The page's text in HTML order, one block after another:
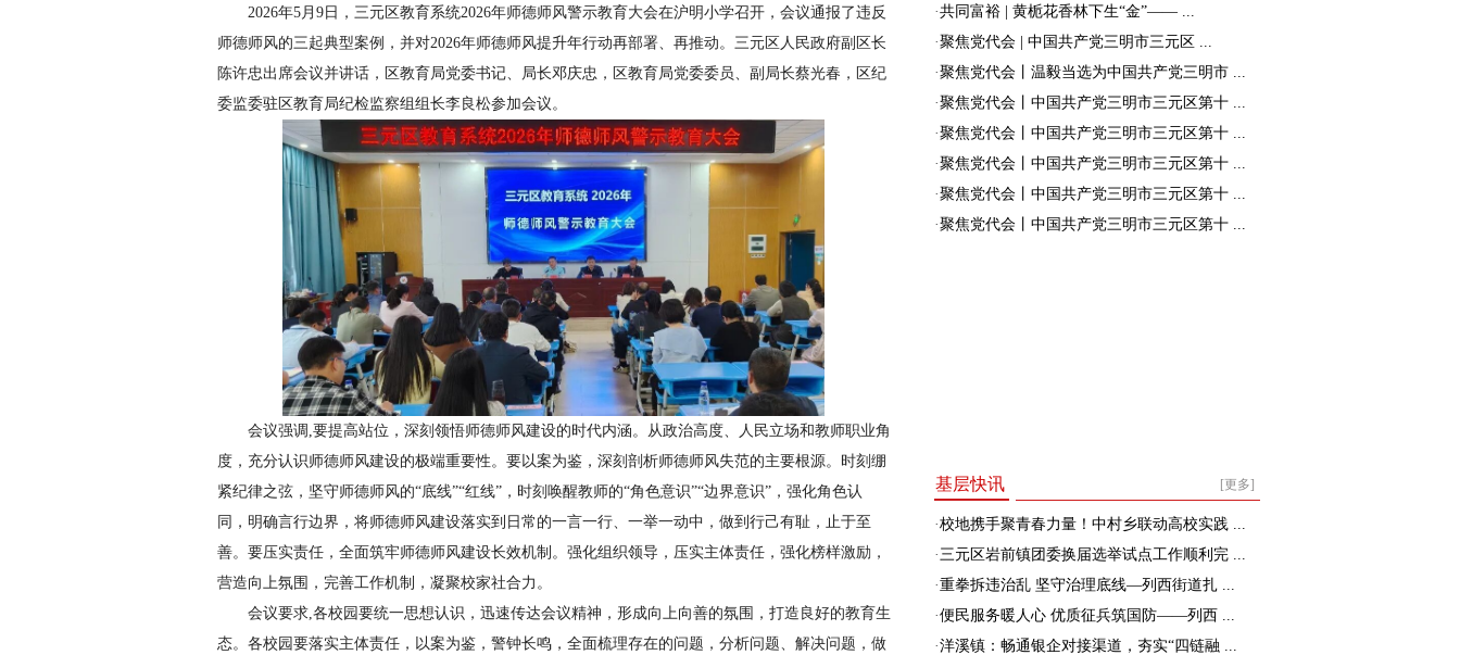
2026年5月9日，三元区教育系统2026年师德师风警示教育大会在沪明小学召开，会议通报了违反
师德师风的三起典型案例，并对2026年师德师风提升年行动再部署、再推动。三元区人民政府副区长
陈许忠出席会议并讲话，区教育局党委书记、局长邓庆忠，区教育局党委委员、副局长蔡光春，区纪
委监委驻区教育局纪检监察组组长李良松参加会议。
会议强调,要提高站位，深刻领悟师德师风建设的时代内涵。从政治高度、人民立场和教师职业角
度，充分认识师德师风建设的极端重要性。 要以案为鉴，深刻剖析师德师风失范的主要根源。时刻绷
紧纪律之弦，坚守师德师风的“底线”“红线”，时刻唤醒教师的“角色意识”“边界意识”，强化角色认
同，明确言行边界，将师德师风建设落实到日常的一言一行、一举一动中，做到行己有耻，止于至
善。 要压实责任，全面筑牢师德师风建设长效机制。强化组织领导，压实主体责任，强化榜样激励，
营造向上氛围，完善工作机制，凝聚校家社合力。
会议要求,各校园要统一思想认识，迅速传达会议精神，形成向上向善的氛围，打造良好的教育生
态。各校园要落实主体责任，以案为鉴，警钟长鸣，全面梳理存在的问题，分析问题、解决问题，做
·共同富裕 | 黄栀花香林下生“金”—— ...
·聚焦党代会 | 中国共产党三明市三元区 ...
·聚焦党代会丨温毅当选为中国共产党三明市 ...
·聚焦党代会丨中国共产党三明市三元区第十 ...
·聚焦党代会丨中国共产党三明市三元区第十 ...
·聚焦党代会丨中国共产党三明市三元区第十 ...
·聚焦党代会丨中国共产党三明市三元区第十 ...
·聚焦党代会丨中国共产党三明市三元区第十 ...
[更多]
基层快讯
·校地携手聚青春力量！中村乡联动高校实践 ...
·三元区岩前镇团委换届选举试点工作顺利完 ...
·重拳拆违治乱 坚守治理底线—列西街道扎 ...
·便民服务暖人心 优质征兵筑国防——列西 ...
·洋溪镇：畅通银企对接渠道，夯实“四链融 ...